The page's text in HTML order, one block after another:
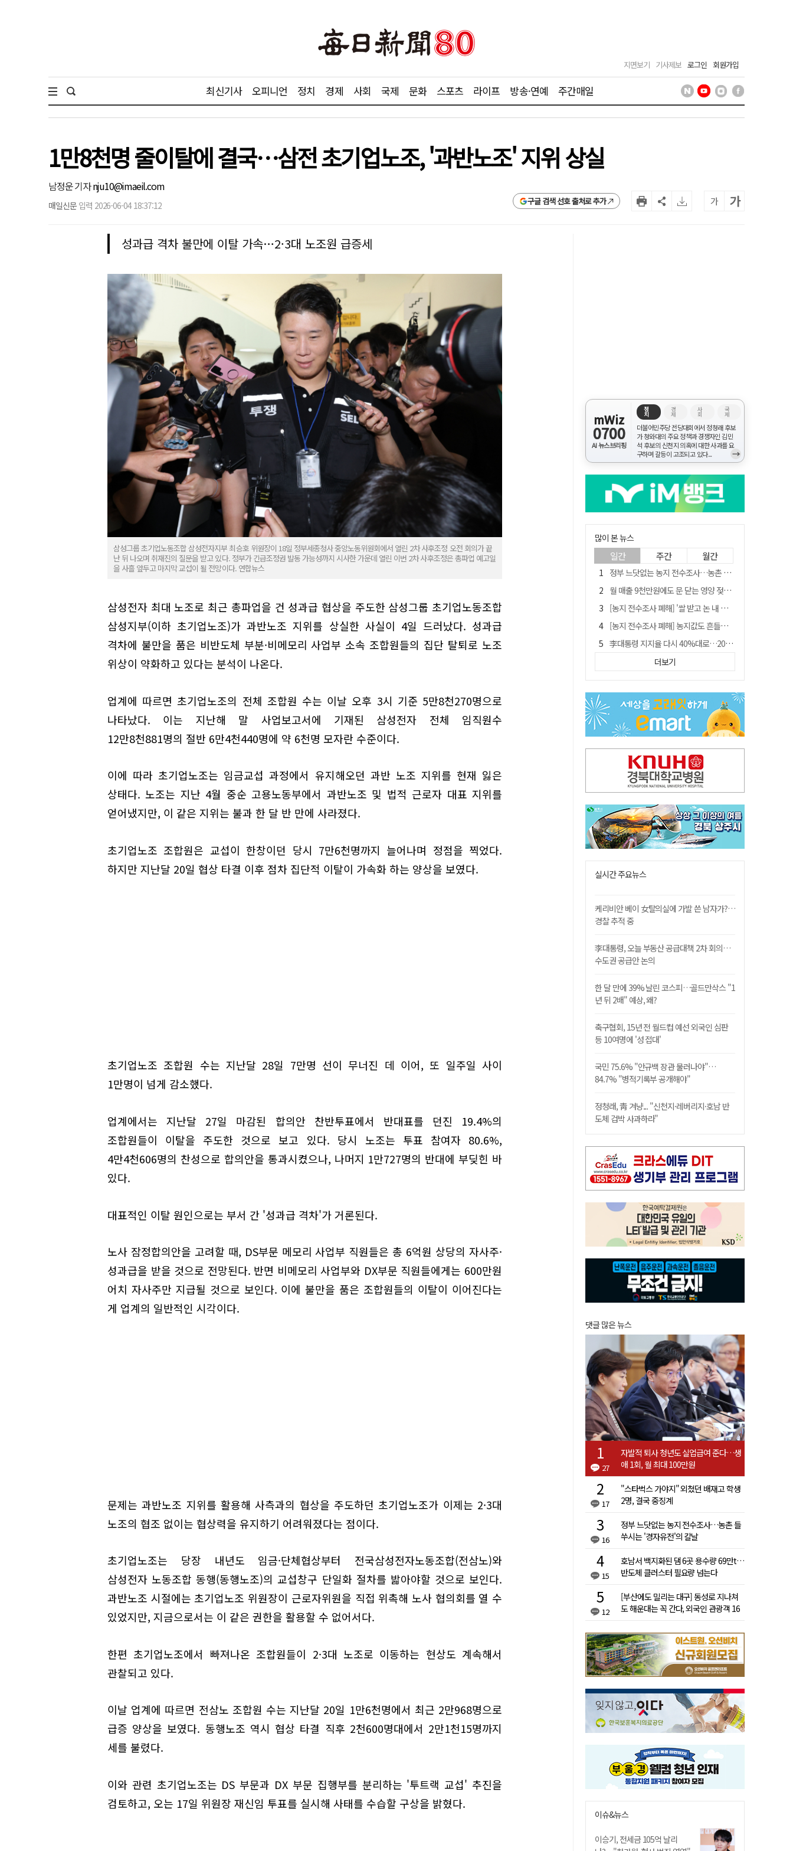
지면보기 기사제보 로그인 회원가입
최신기사 오피니언 정치 경제 사회 국제 문화 스포츠 라이프 방송·연예 주간매일
1만8천명 줄이탈에 결국…삼전 초기업노조, '과반노조' 지위 상실
남정운 기자nju10@imaeil.com
매일신문 입력 2026-06-04 18:37:12 구글 검색 선호 출처로 추가 가 가
성과급 격차 불만에 이탈 가속…2·3대 노조원 급증세
삼성그룹 초기업노동조합 삼성전자지부 최승호 위원장이 18일 정부세종청사 중앙노동위원회에서 열린 2차 사후조정 오전 회의가 끝
난 뒤 나오며 취재진의 질문을 받고 있다. 정부가 긴급조정권 발동 가능성까지 시사한 가운데 열린 이번 2차 사후조정은 총파업 예고일
을 사흘 앞두고 마지막 교섭이 될 전망이다. 연합뉴스
삼성전자 최대 노조로 최근 총파업을 건 성과급 협상을 주도한 삼성그룹 초기업노동조합
삼성지부(이하 초기업노조)가 과반노조 지위를 상실한 사실이 4일 드러났다. 성과급
격차에 불만을 품은 비반도체 부분·비메모리 사업부 소속 조합원들의 집단 탈퇴로 노조
위상이 약화하고 있다는 분석이 나온다.
업계에 따르면 초기업노조의 전체 조합원 수는 이날 오후 3시 기준 5만8천270명으로
나타났다. 이는 지난해 말 사업보고서에 기재된 삼성전자 전체 임직원수
12만8천881명의 절반 6만4천440명에 약 6천명 모자란 수준이다.
이에 따라 초기업노조는 임금교섭 과정에서 유지해오던 과반 노조 지위를 현재 잃은
상태다. 노조는 지난 4월 중순 고용노동부에서 과반노조 및 법적 근로자 대표 지위를
얻어냈지만, 이 같은 지위는 불과 한 달 반 만에 사라졌다.
초기업노조 조합원은 교섭이 한창이던 당시 7만6천명까지 늘어나며 정점을 찍었다.
하지만 지난달 20일 협상 타결 이후 점차 집단적 이탈이 가속화 하는 양상을 보였다.
초기업노조 조합원 수는 지난달 28일 7만명 선이 무너진 데 이어, 또 일주일 사이
1만명이 넘게 감소했다.
업계에서는 지난달 27일 마감된 합의안 찬반투표에서 반대표를 던진 19.4%의
조합원들이 이탈을 주도한 것으로 보고 있다. 당시 노조는 투표 참여자 80.6%,
4만4천606명의 찬성으로 합의안을 통과시켰으나, 나머지 1만727명의 반대에 부딪힌 바
있다.
대표적인 이탈 원인으로는 부서 간 '성과급 격차'가 거론된다.
노사 잠정합의안을 고려할 때, DS부문 메모리 사업부 직원들은 총 6억원 상당의 자사주·
성과급을 받을 것으로 전망된다. 반면 비메모리 사업부와 DX부문 직원들에게는 600만원
어치 자사주만 지급될 것으로 보인다. 이에 불만을 품은 조합원들의 이탈이 이어진다는
게 업계의 일반적인 시각이다.
문제는 과반노조 지위를 활용해 사측과의 협상을 주도하던 초기업노조가 이제는 2·3대
노조의 협조 없이는 협상력을 유지하기 어려워졌다는 점이다.
초기업노조는 당장 내년도 임금·단체협상부터 전국삼성전자노동조합(전삼노)와
삼성전자 노동조합 동행(동행노조)의 교섭창구 단일화 절차를 밟아야할 것으로 보인다.
과반노조 시절에는 초기업노조 위원장이 근로자위원을 직접 위촉해 노사 협의회를 열 수
있었지만, 지금으로서는 이 같은 권한을 활용할 수 없어서다.
한편 초기업노조에서 빠져나온 조합원들이 2·3대 노조로 이동하는 현상도 계속해서
관찰되고 있다.
이날 업계에 따르면 전삼노 조합원 수는 지난달 20일 1만6천명에서 최근 2만968명으로
급증 양상을 보였다. 동행노조 역시 협상 타결 직후 2천600명대에서 2만1천15명까지
세를 불렸다.
이와 관련 초기업노조는 DS 부문과 DX 부문 집행부를 분리하는 '투트랙 교섭' 추진을
검토하고, 오는 17일 위원장 재신임 투표를 실시해 사태를 수습할 구상을 밝혔다.
mWiz
0700
AI 뉴스브리핑
정
치
경
제
사
회
국
제
더불어민주당 전당대회에서 정청래 후보
가 청와대의 주요 정책과 경쟁자인 김민
석 후보의 신천지 의혹에 대한 사과를 요
구하며 갈등이 고조되고 있다...
→
많이 본 뉴스
일간 주간 월간
정부 느닷없는 농지 전수조사…농촌 들쑤시는 '경자유전'의 칼날
월 매출 9천만원에도 문 닫는 영양 젖소농장… "일할 사람이 없어"
[농지 전수조사 폐해] '쌀 받고 논 내 준' 도지농 이제 어쩌나?
[농지 전수조사 폐해] 농지값도 흔들리나…"도지 막히면 헐값 매물 나올 수도"
李대통령 지지율 다시 40%대로…20대는 18.8%p 급락
유승민 "尹 졸업한 서울대 법대·충암고도 없애야"…李 육사 통합 직격
지역활성화 펀드 9호…포항 AI 데이터센터에 6천억 투입
국민 51.9% "李 대통령 재판 재개 필요하다"
'솔리다임 IPO 추진설' SK하이닉스, 주가 9% 급락
더보기
실시간 주요뉴스
케리비안 베이 女탈의실에 가발 쓴 남자가?…
경찰 추적 중
李대통령, 오늘 부동산 공급대책 2차 회의…
수도권 공급안 논의
한 달 만에 39% 날린 코스피…골드만삭스 "1
년 뒤 2배" 예상, 왜?
축구협회, 15년 전 월드컵 예선 외국인 심판
등 10여명에 '성 접대'
국민 75.6% "안규백 장관 물러나야"…
84.7% "병적기록부 공개해야"
정청래, 靑 겨냥... "신천지·레버리지·호남 반
도체 겁박 사과하라"
댓글 많은 뉴스
27
자발적 퇴사 청년도 실업급여 준다…생
애 1회, 월 최대 100만원
17
"스타벅스 가야지" 외쳤던 배재고 학생
2명, 결국 중징계
16
정부 느닷없는 농지 전수조사…농촌 들
쑤시는 '경자유전'의 칼날
15
호남서 백지화된 댐 6곳 용수량 69만t…
반도체 클러스터 필요량 넘는다
12
[부산에도 밀리는 대구] 동성로 지나쳐
도 해운대는 꼭 간다, 외국인 관광객 16
이슈&뉴스
이승기, 전세금 105억 날리